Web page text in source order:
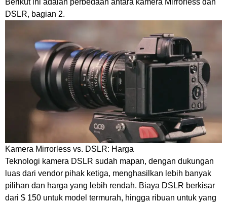
DSLR, bagian 2.
Kamera Mirrorless vs. DSLR: Harga
Teknologi kamera DSLR sudah mapan, dengan dukungan
luas dari vendor pihak ketiga, menghasilkan lebih banyak
pilihan dan harga yang lebih rendah. Biaya DSLR berkisar
dari $ 150 untuk model termurah, hingga ribuan untuk yang